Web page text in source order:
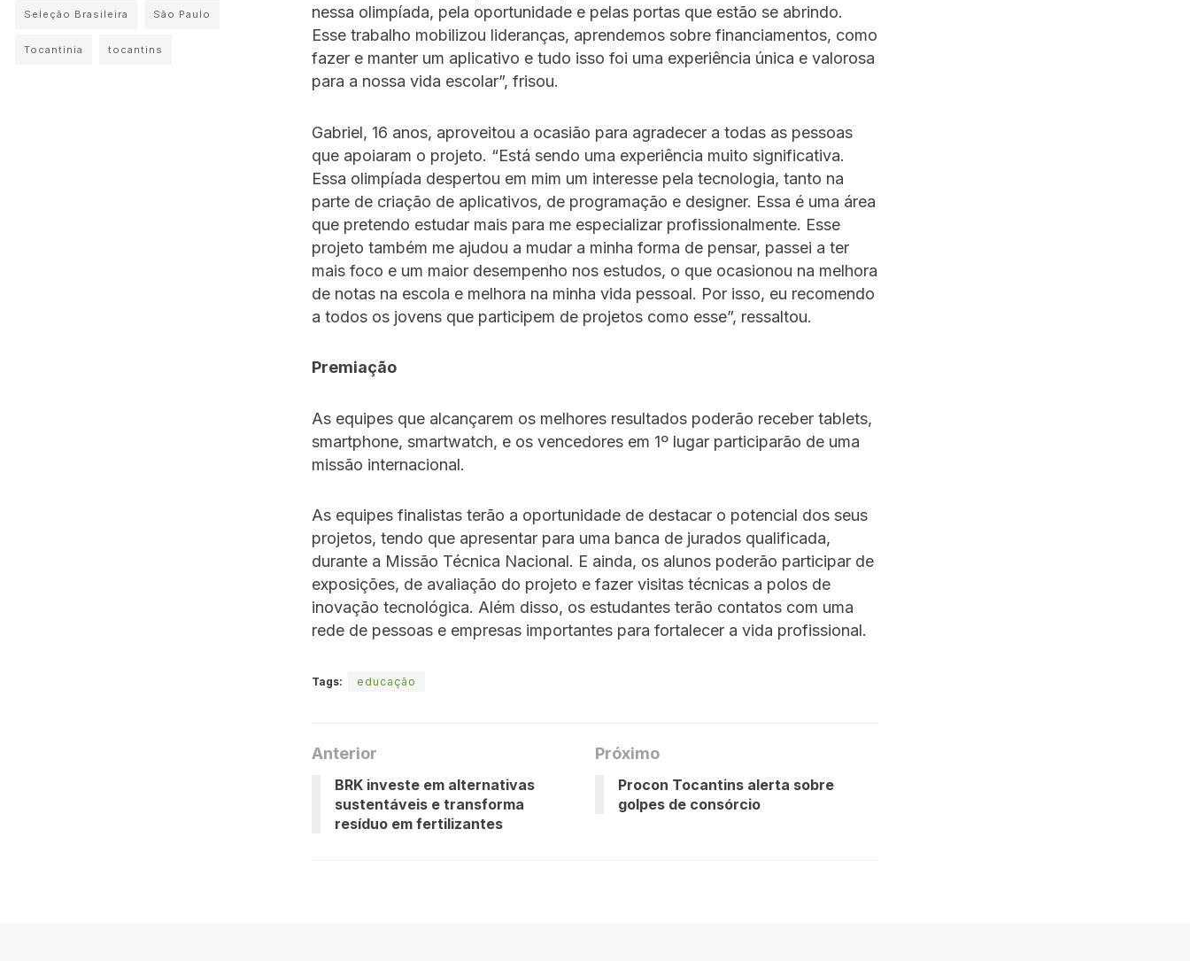
nessa olimpíada, pela oportunidade e pelas portas que estão se abrindo.
Esse trabalho mobilizou lideranças, aprendemos sobre financiamentos, como
fazer e manter um aplicativo e tudo isso foi uma experiência única e valorosa
para a nossa vida escolar”, frisou.
Gabriel, 16 anos, aproveitou a ocasião para agradecer a todas as pessoas
que apoiaram o projeto. “Está sendo uma experiência muito significativa.
Essa olimpíada despertou em mim um interesse pela tecnologia, tanto na
parte de criação de aplicativos, de programação e designer. Essa é uma área
que pretendo estudar mais para me especializar profissionalmente. Esse
projeto também me ajudou a mudar a minha forma de pensar, passei a ter
mais foco e um maior desempenho nos estudos, o que ocasionou na melhora
de notas na escola e melhora na minha vida pessoal. Por isso, eu recomendo
a todos os jovens que participem de projetos como esse”, ressaltou.
Premiação
As equipes que alcançarem os melhores resultados poderão receber tablets,
smartphone, smartwatch, e os vencedores em 1º lugar participarão de uma
missão internacional.
As equipes finalistas terão a oportunidade de destacar o potencial dos seus
projetos, tendo que apresentar para uma banca de jurados qualificada,
durante a Missão Técnica Nacional. E ainda, os alunos poderão participar de
exposições, de avaliação do projeto e fazer visitas técnicas a polos de
inovação tecnológica. Além disso, os estudantes terão contatos com uma
rede de pessoas e empresas importantes para fortalecer a vida profissional.
Tags: educação
Anterior
BRK investe em alternativas
sustentáveis e transforma
resíduo em fertilizantes
Próximo
Procon Tocantins alerta sobre
golpes de consórcio
Seleção Brasileira São Paulo
Tocantinia tocantins